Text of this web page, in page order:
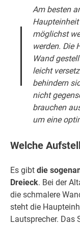
Am besten
möglichst
werden. Die
Wand
leicht
behindern
nicht
brauchen
um eine
Welche
Es gibt die
Dreieck. Bei der
die schmalere
steht die
Lautsprecher. Das